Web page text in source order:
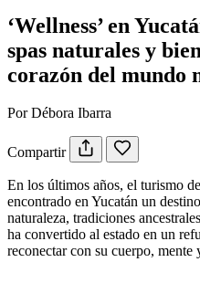
‘Wellness’ en
spas naturales y
corazón del mundo
Por Débora Ibarra
Compartir
En los últimos años, el turismo
encontrado en Yucatán un
naturaleza, tradiciones
ha convertido al estado en un
reconectar con su cuerpo, mente